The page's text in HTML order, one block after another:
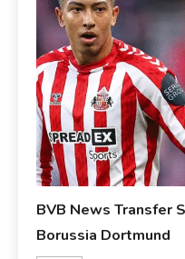
BVB News Transfer
Borussia Dortmund